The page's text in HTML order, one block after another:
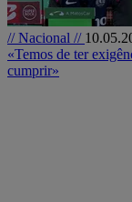
// Nacional //
«Temos de ter
cumprir»